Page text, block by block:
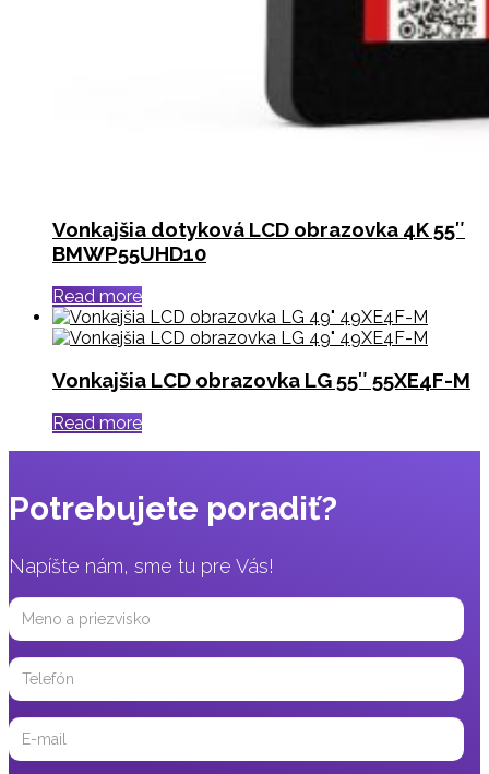
Vonkajšia dotyková LCD obrazovka 4K 55″
BMWP55UHD10
Read more
Vonkajšia LCD obrazovka LG 55″ 55XE4F-M
Read more
Potrebujete poradiť?
Napíšte nám, sme tu pre Vás!
Meno
a
priezvisko
Telefón
Email